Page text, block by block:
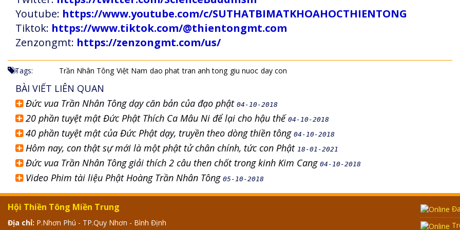
Youtube: https://www.youtube.com/c/SUTHATBIMATKHOAHOCTHIENTONG
Tiktok: https://www.tiktok.com/@thientongmt.com
Zenzongmt: https://zenzongmt.com/us/
Tags: Trần Nhân Tông Việt Nam dao phat tran anh tong giu nuoc day con
BÀI VIẾT LIÊN QUAN
Đức vua Trần Nhân Tông dạy căn bản của đạo phật 04-10-2018
20 phần tuyệt mật Đức Phật Thích Ca Mâu Ni để lại cho hậu thế 04-10-2018
40 phần tuyệt mật của Đức Phật dạy, truyền theo dòng thiền tông 04-10-2018
Hôm nay, con thật sự mới là một phật tử chân chính, tức con Phật 18-01-2021
Đức vua Trần Nhân Tông giải thích 2 câu then chốt trong kinh Kim Cang 04-10-2018
Video Phim tài liệu Phật Hoàng Trần Nhân Tông 05-10-2018
Hội Thiền Tông Miền Trung
Địa chỉ: P.Nhơn Phú - TP.Quy Nhơn - Bình Định